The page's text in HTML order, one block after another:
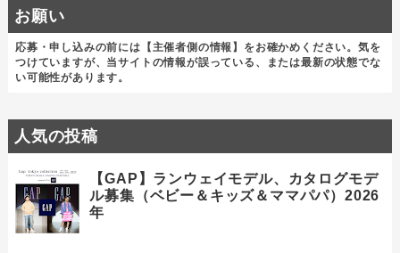
お願い
応募・申し込みの前には【主催者側の情報】をお確かめください。気を
つけていますが、当サイトの情報が誤っている、または最新の状態でな
い可能性があります。
人気の投稿
【GAP】ランウェイモデル、カタログモデ
ル募集（ベビー＆キッズ＆ママパパ）2026
年